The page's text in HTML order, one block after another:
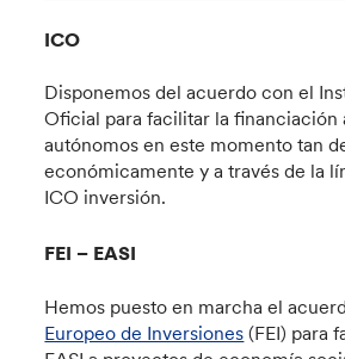
ICO
Disponemos del acuerdo con el
Oficial para facilitar la financiación
autónomos en este momento tan
económicamente y a través de la
ICO inversión.
FEI – EASI
Hemos puesto en marcha el
Europeo de Inversiones (FEI) para